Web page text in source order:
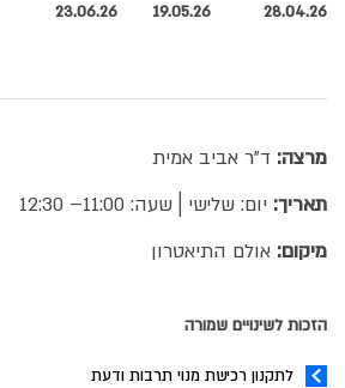
28.04.26
19.05.26
23.06.26
מרצה: ד"ר אביב אמית
תאריך: יום: שלישי│שעה: 11:00– 12:30
מיקום: אולם התיאטרון
הזכות לשינויים שמורה
לתקנון רכישת מנוי תרבות ודעת